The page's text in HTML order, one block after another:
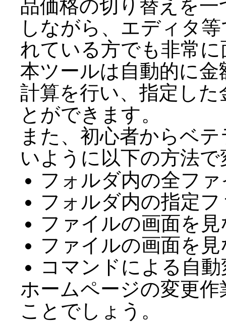
品価格の切り替えを
しながら、エディタ
れている方でも非常
本ツールは自動的に
計算を行い、指定し
とができます。
また、初心者からベ
いように以下の方法
フォルダ内の全フ
フォルダ内の指定
ファイルの画面を
ファイルの画面を
コマンドによる自
ホームページの変更
ことでしょう。